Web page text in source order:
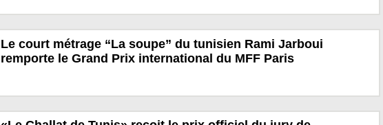
Le court métrage “La soupe” du tunisien Rami Jarboui
remporte le Grand Prix international du MFF Paris